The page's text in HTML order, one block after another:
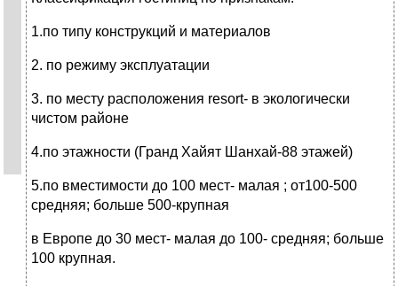
1.по типу конструкций и материалов
2. по режиму эксплуатации
3. по месту расположения resort- в экологически
чистом районе
4.по этажности (Гранд Хайят Шанхай-88 этажей)
5.по вместимости до 100 мест- малая ; от100-500
средняя; больше 500-крупная
в Европе до 30 мест- малая до 100- средняя; больше
100 крупная.